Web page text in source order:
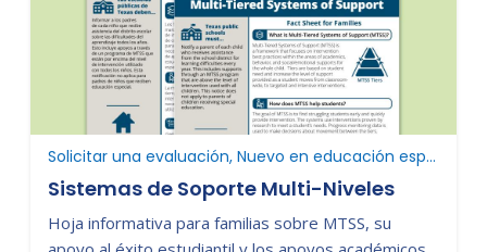
Solicitar una evaluación, Nuevo en educación especial, Determinar la elegibilidad
Sistemas de Soporte Multi-Niveles
Hoja informativa para familias sobre MTSS, su